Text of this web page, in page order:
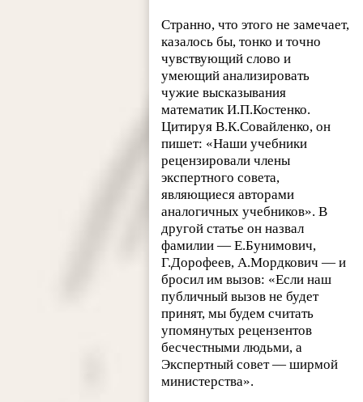
Странно, что этого не замечает,
казалось бы, тонко и точно
чувствующий слово и
умеющий анализировать
чужие высказывания
математик И.П.Костенко.
Цитируя В.К.Совайленко, он
пишет: «Наши учебники
рецензировали члены
экспертного совета,
являющиеся авторами
аналогичных учебников». В
другой статье он назвал
фамилии — Е.Бунимович,
Г.Дорофеев, А.Мордкович — и
бросил им вызов: «Если наш
публичный вызов не будет
принят, мы будем считать
упомянутых рецензентов
бесчестными людьми, а
Экспертный совет — ширмой
министерства».